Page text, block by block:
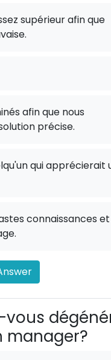
supérieur afin que
afin que nous
précise.
qui apprécierait
connaissances et
vous
manager?